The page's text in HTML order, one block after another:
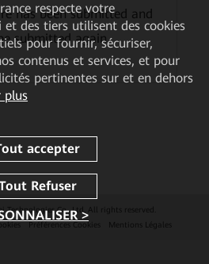
has been submitted and
submitted again.
Technologies Co., Ltd. All rights reserved.
Mentions Légales
respecte votre
des tiers utilisent des cookies
pour fournir, sécuriser,
contenus et services, et pour
pertinentes sur et en dehors
plus
>